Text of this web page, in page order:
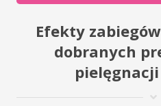
Efekty
dobranych